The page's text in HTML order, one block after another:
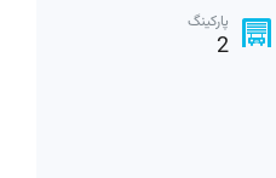
پارکینگ
2